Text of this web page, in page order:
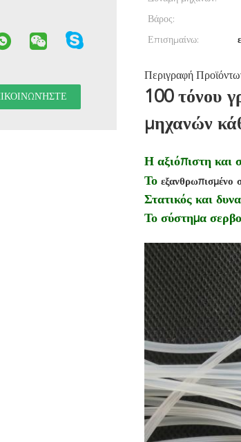
Βάρος:
Επισημαίνω:
Περιγραφή
100 τόνου
μηχανών
Η αξιόπιστη και
Το εξανθρωπισμένο
Στατικός και
Το σύστημα